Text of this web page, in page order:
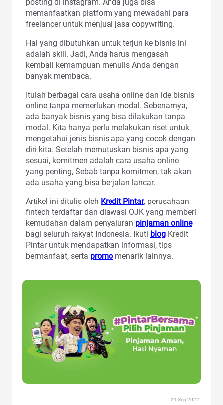
posting di instagram. Anda juga bisa
memanfaatkan platform yang mewadahi para
freelancer untuk menjual jasa copywriting.
Hal yang dibutuhkan untuk terjun ke bisnis ini
adalah skill. Jadi, Anda harus mengasah
kembali kemampuan menulis Anda dengan
banyak membaca.
Itulah berbagai cara usaha online dan ide bisnis
online tanpa memerlukan modal. Sebenarnya,
ada banyak bisnis yang bisa dilakukan tanpa
modal. Kita hanya perlu melakukan riset untuk
mengetahui jenis bisnis apa yang cocok dengan
diri kita. Setelah memutuskan bisnis apa yang
sesuai, komitmen adalah cara usaha online
yang penting, Sebab tanpa komitmen, tak akan
ada usaha yang bisa berjalan lancar.
Artikel ini ditulis oleh Kredit Pintar, perusahaan
fintech terdaftar dan diawasi OJK yang memberi
kemudahan dalam penyaluran pinjaman online
bagi seluruh rakyat Indonesia. Ikuti blog Kredit
Pintar untuk mendapatkan informasi, tips
bermanfaat, serta promo menarik lainnya.
21 Sep 2022